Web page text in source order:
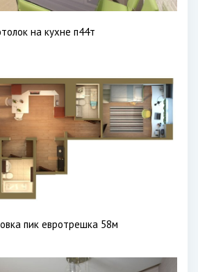
на кухне п44т
пик евротрешка 58м